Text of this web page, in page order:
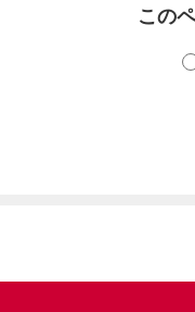
この